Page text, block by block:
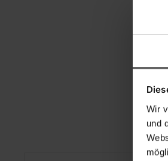
Wir
und